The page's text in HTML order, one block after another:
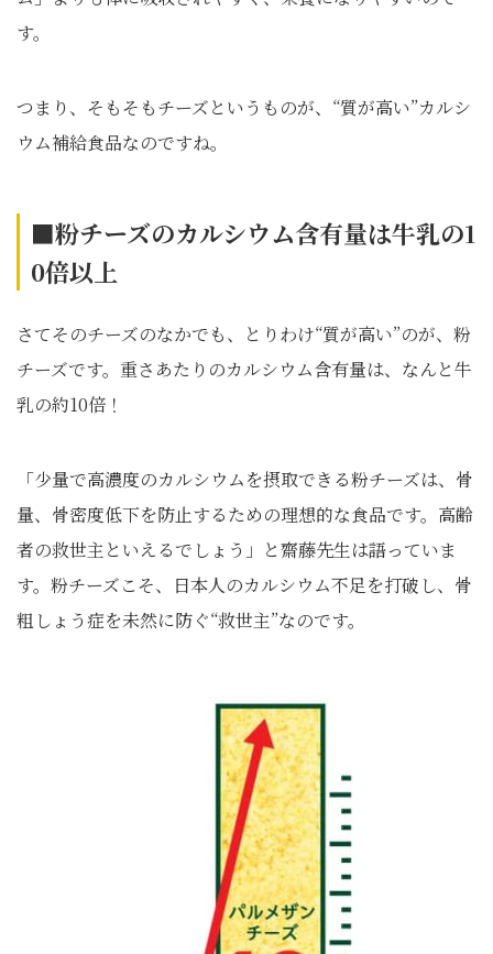
す。
つまり、そもそもチーズというものが、“質が高い”カルシ
ウム補給食品なのですね。
■粉チーズのカルシウム含有量は牛乳の1
0倍以上
さてそのチーズのなかでも、とりわけ“質が高い”のが、粉
チーズです。重さあたりのカルシウム含有量は、なんと牛
乳の約10倍！
「少量で高濃度のカルシウムを摂取できる粉チーズは、骨
量、骨密度低下を防止するための理想的な食品です。高齢
者の救世主といえるでしょう」と齋藤先生は語っていま
す。粉チーズこそ、日本人のカルシウム不足を打破し、骨
粗しょう症を未然に防ぐ“救世主”なのです。